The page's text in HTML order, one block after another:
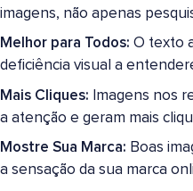
imagens, não apenas
Melhor para Todos: O texto
deficiência visual a
Mais Cliques: Imagens nos
a atenção e geram mais
Mostre Sua Marca: Boas
a sensação da sua marca